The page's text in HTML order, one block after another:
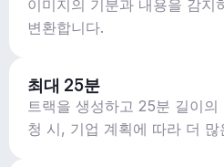
이미지의 기분과 내용을 감지
변환합니다.
최대 25분
트랙을 생성하고 25분 길이
청 시, 기업 계획에 따라 더